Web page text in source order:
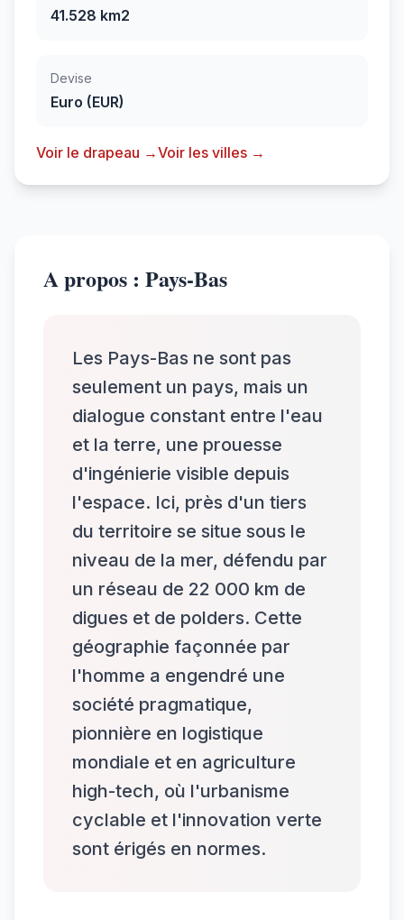
41.528 km2
Devise
Euro (EUR)
Voir le drapeau →Voir les villes →
A propos : Pays-Bas
Les Pays-Bas ne sont pas
seulement un pays, mais un
dialogue constant entre l'eau
et la terre, une prouesse
d'ingénierie visible depuis
l'espace. Ici, près d'un tiers
du territoire se situe sous le
niveau de la mer, défendu par
un réseau de 22 000 km de
digues et de polders. Cette
géographie façonnée par
l'homme a engendré une
société pragmatique,
pionnière en logistique
mondiale et en agriculture
high-tech, où l'urbanisme
cyclable et l'innovation verte
sont érigés en normes.